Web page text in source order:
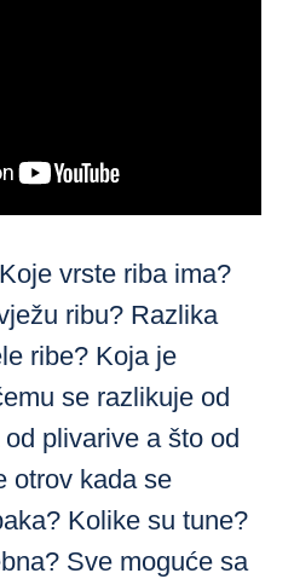
vrste riba ima?
ribu? Razlika
ribe? Koja je
se razlikuje od
plivarive a što od
otrov kada se
Kolike su tune?
Sve moguće sa